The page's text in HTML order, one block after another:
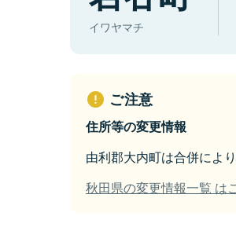
イワヤマチ
ご注意
住所等の変更情報
由利郡大内町は合併によ
秋田県の変更情報一覧 は